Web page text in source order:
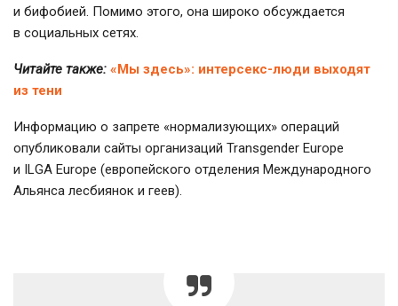
и бифобией. Помимо этого, она широко обсуждается
в социальных сетях.
Читайте также: «Мы здесь»: интерсекс-люди выходят
из тени
Информацию о запрете «нормализующих» операций
опубликовали сайты организаций Transgender Europe
и ILGA Europe (европейского отделения Международного
Альянса лесбиянок и геев).